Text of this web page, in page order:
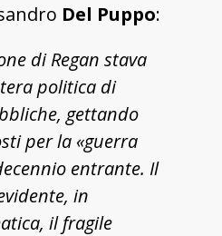
Del Puppo:
di Regan stava
politica di
gettando
per la «guerra
entrante. Il
in
il fragile